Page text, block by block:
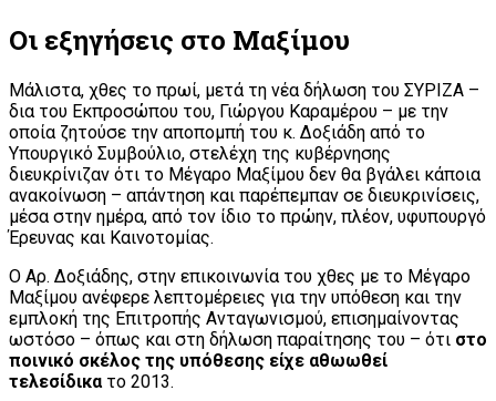
Οι εξηγήσεις στο Μαξίμου
Μάλιστα, χθες το πρωί, μετά τη νέα δήλωση του ΣΥΡΙΖΑ –
δια του Εκπροσώπου του, Γιώργου Καραμέρου – με την
οποία ζητούσε την αποπομπή του κ. Δοξιάδη από το
Υπουργικό Συμβούλιο, στελέχη της κυβέρνησης
διευκρίνιζαν ότι το Μέγαρο Μαξίμου δεν θα βγάλει κάποια
ανακοίνωση – απάντηση και παρέπεμπαν σε διευκρινίσεις,
μέσα στην ημέρα, από τον ίδιο το πρώην, πλέον, υφυπουργό
Έρευνας και Καινοτομίας.
Ο Αρ. Δοξιάδης, στην επικοινωνία του χθες με το Μέγαρο
Μαξίμου ανέφερε λεπτομέρειες για την υπόθεση και την
εμπλοκή της Επιτροπής Ανταγωνισμού, επισημαίνοντας
ωστόσο – όπως και στη δήλωση παραίτησης του – ότι στο
ποινικό σκέλος της υπόθεσης είχε αθωωθεί
τελεσίδικατο 2013.